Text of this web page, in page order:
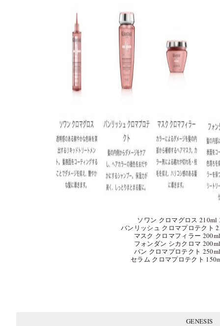
ソワン クロマグロス 210ml
バンリッシュ クロマプロテクト
マスク クロマフィラー
フォンダン シカクロマ
バン クロマプロテクト
セラム クロマプロテクト
GENESIS